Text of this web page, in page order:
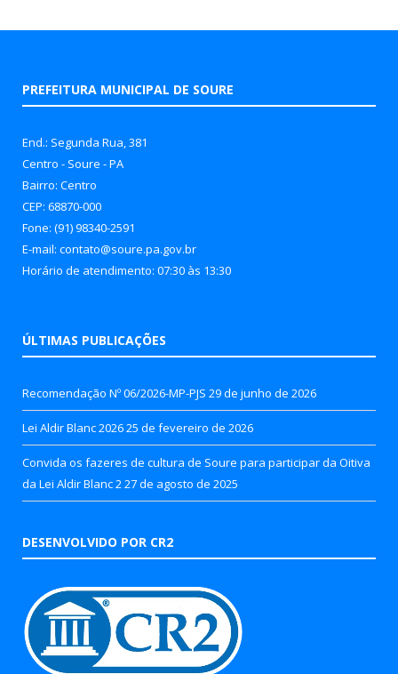
PREFEITURA MUNICIPAL DE SOURE
End.: Segunda Rua, 381
Centro - Soure - PA
Bairro: Centro
CEP: 68870-000
Fone: (91) 98340-2591
E-mail: contato@soure.pa.gov.br
Horário de atendimento: 07:30 às 13:30
ÚLTIMAS PUBLICAÇÕES
Recomendação Nº 06/2026-MP-PJS 29 de junho de 2026
Lei Aldir Blanc 202625 de fevereiro de 2026
Convida os fazeres de cultura de Soure para participar da Oitiva
da Lei Aldir Blanc 2 27 de agosto de 2025
DESENVOLVIDO POR CR2